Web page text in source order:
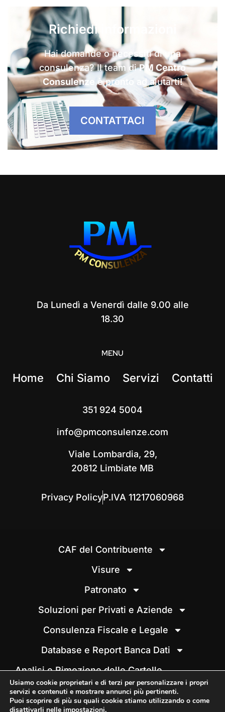
Richiedi informazioni
Hai domande o necessiti di una
consulenza? Il team diPM Centro
Consulenze
è pronto ad aiutarti!
CONTATTACI
Da Lunedì a Venerdì dalle 9.00 alle
18.30
MENU
Home Chi Siamo Servizi Contatti
351 924 5004
info@pmconsulenze.com
Viale Lombardia, 29,
20812 Limbiate MB
Privacy PolicyP.IVA 11217060968
CAF del Contribuente
Visure
Patronato
Soluzioni per Privati e Aziende
Consulenza Fiscale e Legale
Database e Report Banca Dati
Analisi e Rimozione delle Cartelle
Esattoriali
Situazione Debitoria e Analisi
Usiamo cookie proprietari e di terzi per personalizzare i propri
servizi e contenuti e mostrare annunci più pertinenti.
Puoi scoprire di più su quali cookie stiamo utilizzando o come
disattivarli nelle impostazioni.